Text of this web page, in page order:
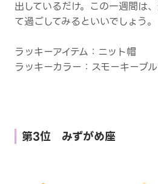
出しているだけ。この一週間は
て過ごしてみるといいでしょう。
ラッキーアイテム：ニット帽
ラッキーカラー：スモーキーブ
第3位 みずがめ座